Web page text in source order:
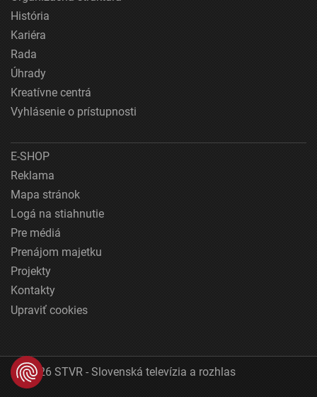
História
Kariéra
Rada
Úhrady
Kreatívne centrá
Vyhlásenie o prístupnosti
E-SHOP
Reklama
Mapa stránok
Logá na stiahnutie
Pre médiá
Prenájom majetku
Projekty
Kontakty
Upraviť cookies
© 2026 STVR - Slovenská televízia a rozhlas